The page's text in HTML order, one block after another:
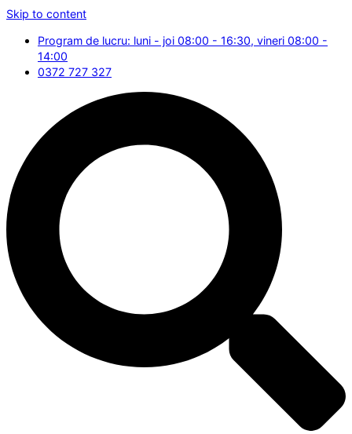
Skip to content
Program de lucru: luni - joi 08:00 - 16:30, vineri 08:00 -
14:00
0372 727 327